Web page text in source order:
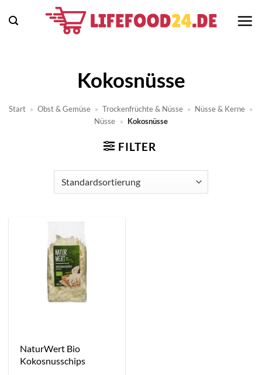
Inhalt
Kokosnüsse
Start » Obst & Gemüse » Trockenfrüchte & Nüsse » Nüsse & Kerne »
Nüsse » Kokosnüsse
FILTER
NaturWert Bio
Kokosnusschips